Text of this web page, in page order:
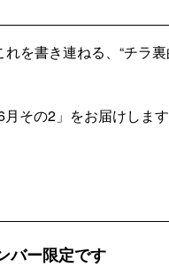
を書き連ねる、“チラ
その2」をお届けしま
バー限定です